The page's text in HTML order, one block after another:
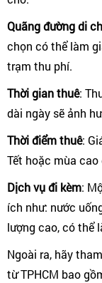
Quãng đường di
chọn có thể làm
trạm thu phí.
Thời gian thuê:
dài ngày sẽ ảnh
Thời điểm thuê:
Tết hoặc mùa
Dịch vụ đi kèm:
ích như: nước
lượng cao, có thể
Ngoài ra, hãy
từ TPHCM bao